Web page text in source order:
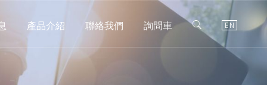
產品介紹 聯絡我們 詢問車 EN